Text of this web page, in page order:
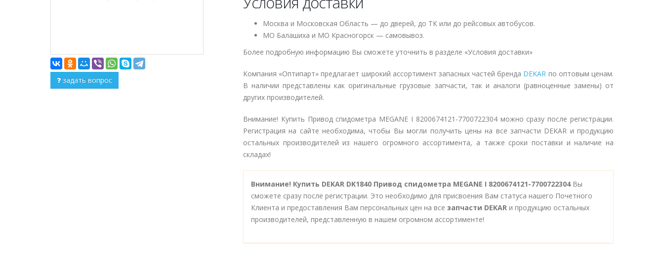
задать вопрос
Москва и Московская Область — до дверей, до ТК или до рейсовых автобусов.
МО Балашиха и МО Красногорск — самовывоз.
Более подробную информацию Вы сможете уточнить в разделе «Условия доставки»
Компания «Оптипарт» предлагает широкий ассортимент запасных частей бренда DEKAR по оптовым ценам.
В наличии представлены как оригинальные грузовые запчасти, так и аналоги (равноценные замены) от
других производителей.
Внимание! Купить Привод спидометра MEGANE I 8200674121-7700722304 можно сразу после регистрации.
Регистрация на сайте необходима, чтобы Вы могли получить цены на все запчасти DEKAR и продукцию
остальных производителей из нашего огромного ассортимента, а также сроки поставки и наличие на
складах!
Внимание! Купить DEKAR DK1840 Привод спидометра MEGANE I 8200674121-7700722304Вы
сможете сразу после регистрации. Это необходимо для присвоения Вам статуса нашего Почетного
Клиента и предоставления Вам персональных цен на все запчасти DEKAR и продукцию остальных
производителей, представленную в нашем огромном ассортименте!